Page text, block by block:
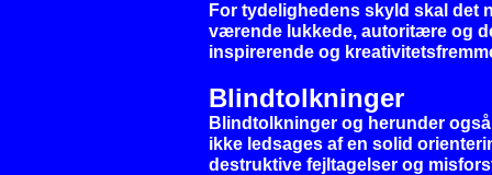
For tydelighedens skyld skal det
værende lukkede, autoritære og
inspirerende og
Blindtolkninger
Blindtolkninger og herunder
ikke ledsages af en solid
destruktive fejltagelser og